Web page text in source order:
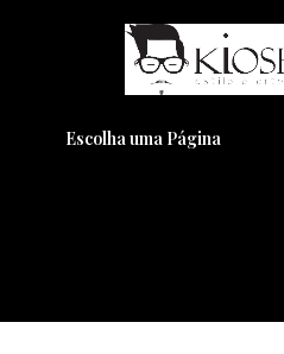
Escolha uma Página
Pensando em